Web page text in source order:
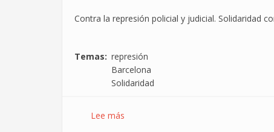
Contra la represión policial y judicial. Solidaridad
Temas
represión
Barcelona
Solidaridad
Lee más